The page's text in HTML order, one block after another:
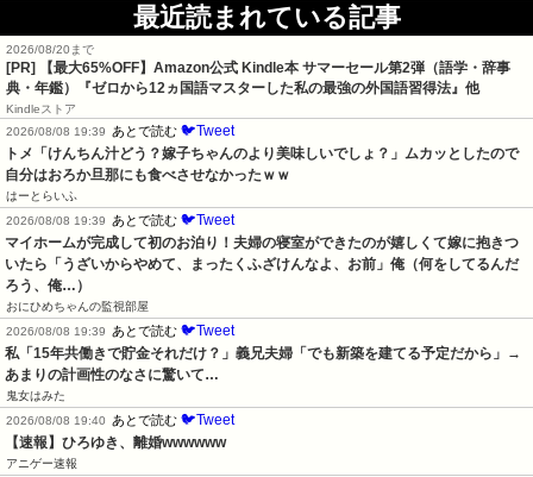
最近読まれている記事
2026/08/20まで
[PR]
【最大65%OFF】Amazon公式 Kindle本 サマーセール第2弾（語学・辞事
典・年鑑）『ゼロから12ヵ国語マスターした私の最強の外国語習得法』他
Kindleストア
2026/08/08 19:39
あとで読む 🐦Tweet
トメ「けんちん汁どう？嫁子ちゃんのより美味しいでしょ？」ムカッとしたので
自分はおろか旦那にも食べさせなかったｗｗ
はーとらいふ
2026/08/08 19:39
あとで読む 🐦Tweet
マイホームが完成して初のお泊り！夫婦の寝室ができたのが嬉しくて嫁に抱きつ
いたら「うざいからやめて、まったくふざけんなよ、お前」俺（何をしてるんだ
ろう、俺…）
おにひめちゃんの監視部屋
2026/08/08 19:39
あとで読む 🐦Tweet
私「15年共働きで貯金それだけ？」義兄夫婦「でも新築を建てる予定だから」→
あまりの計画性のなさに驚いて…
鬼女はみた
2026/08/08 19:40
あとで読む 🐦Tweet
【速報】ひろゆき、離婚wwwwww
アニゲー速報